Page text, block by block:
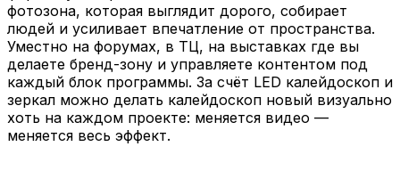
фотозона, которая выглядит дорого, собирает
людей и усиливает впечатление от пространства.
Уместно на форумах, в ТЦ, на выставках где вы
делаете бренд-зону и управляете контентом под
каждый блок программы. За счёт LED калейдоскоп и
зеркал можно делать калейдоскоп новый визуально
хоть на каждом проекте: меняется видео —
меняется весь эффект.